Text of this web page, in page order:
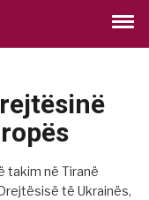
takim në Tiranë
të Ukrainës,